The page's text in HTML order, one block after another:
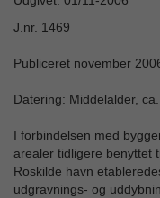
J.nr. 1469
Publiceret november
Datering: Middelalder,
I forbindelsen med
arealer tidligere benyttet
Roskilde havn
udgravnings- og